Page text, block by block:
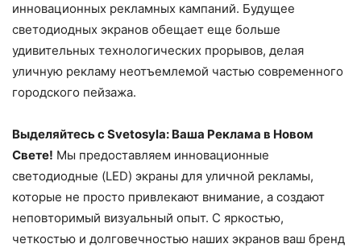
инновационных рекламных кампаний. Будущее
светодиодных экранов обещает еще больше
удивительных технологических прорывов, делая
уличную рекламу неотъемлемой частью современного
городского пейзажа.
Выделяйтесь с Svetosyla: Ваша Реклама в Новом
Свете! Мы предоставляем инновационные
светодиодные (LED) экраны для уличной рекламы,
которые не просто привлекают внимание, а создают
неповторимый визуальный опыт. С яркостью,
четкостью и долговечностью наших экранов ваш бренд